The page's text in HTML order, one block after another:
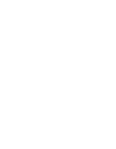
з воланами) quantity